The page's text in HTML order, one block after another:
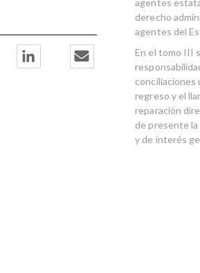
derecho
agentes del
En el tomo III
conciliaciones
regreso y el
reparación
de presente
y de interés